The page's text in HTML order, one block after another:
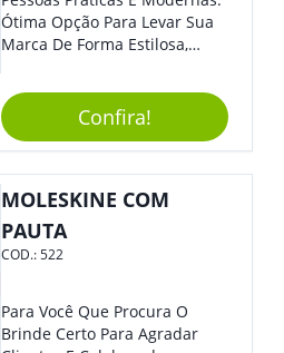
Ótima Opção Para Levar Sua
Marca De Forma Estilosa,
Empresa Em Eventos,
Reuniões Corporativas Ou Até
Mesmo Para Presentear
Colaboradores.
Confira!
MOLESKINE COM
PAUTA
COD.:522
Para Você Que Procura O
Brinde Certo Para Agradar